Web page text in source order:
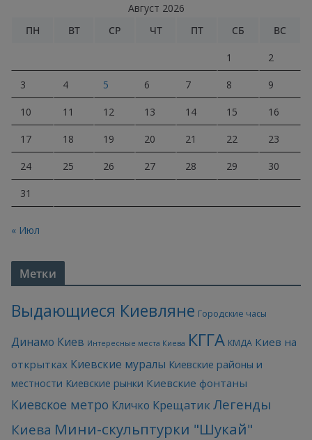
Август 2026
ПН
ВТ СР ЧТ ПТ СБ ВС
1 2
3 4 5 6 7 8 9
10 11 12 13 14 15 16
17 18 19 20 21 22 23
24 25 26 27 28 29 30
31
« Июл
Метки
Выдающиеся Киевляне Городские часы
Динамо Киев Интересные места Киева КГГА КМДА Киев на
открытках Киевские муралы Киевские районы и
местности Киевские рынки Киевские фонтаны
Киевское метро Кличко КрещатикЛегенды
Киева Мини-скульптурки "Шукай"